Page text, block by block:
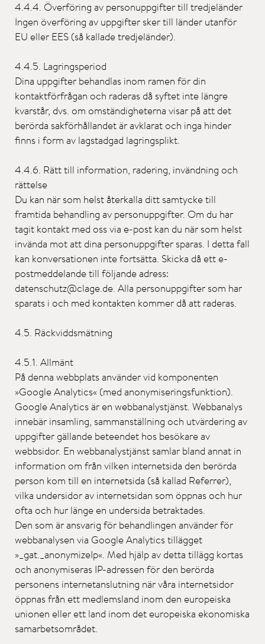
4.4.4. Överföring av personuppgifter till tredjeländer
Ingen överföring av uppgifter sker till länder utanför
EU eller EES (så kallade tredjeländer).
4.4.5. Lagringsperiod
Dina uppgifter behandlas inom ramen för din
kontaktförfrågan och raderas då syftet inte längre
kvarstår, dvs. om omständigheterna visar på att det
berörda sakförhållandet är avklarat och inga hinder
finns i form av lagstadgad lagringsplikt.
4.4.6. Rätt till information, radering, invändning och
rättelse
Du kan när som helst återkalla ditt samtycke till
framtida behandling av personuppgifter. Om du har
tagit kontakt med oss via e-post kan du när som helst
invända mot att dina personuppgifter sparas. I detta fall
kan konversationen inte fortsätta. Skicka då ett e-
postmeddelande till följande adress:
datenschutz@clage.de. Alla personuppgifter som har
sparats i och med kontakten kommer då att raderas.
4.5. Räckviddsmätning
4.5.1. Allmänt
På denna webbplats använder vid komponenten
»Google Analytics« (med anonymiseringsfunktion).
Google Analytics är en webbanalystjänst. Webbanalys
innebär insamling, sammanställning och utvärdering av
uppgifter gällande beteendet hos besökare av
webbsidor. En webbanalystjänst samlar bland annat in
information om från vilken internetsida den berörda
person kom till en internetsida (så kallad Referrer),
vilka undersidor av internetsidan som öppnas och hur
ofta och hur länge en undersida betraktades.
Den som är ansvarig för behandlingen använder för
webbanalysen via Google Analytics tillägget
»_gat._anonymizeIp«. Med hjälp av detta tillägg kortas
och anonymiseras IP-adressen för den berörda
personens internetanslutning när våra internetsidor
öppnas från ett medlemsland inom den europeiska
unionen eller ett land inom det europeiska ekonomiska
samarbetsområdet.